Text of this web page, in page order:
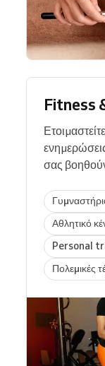
Fitness
σας βοηθούν
Αθλητικό
Personal
Πολεμικές